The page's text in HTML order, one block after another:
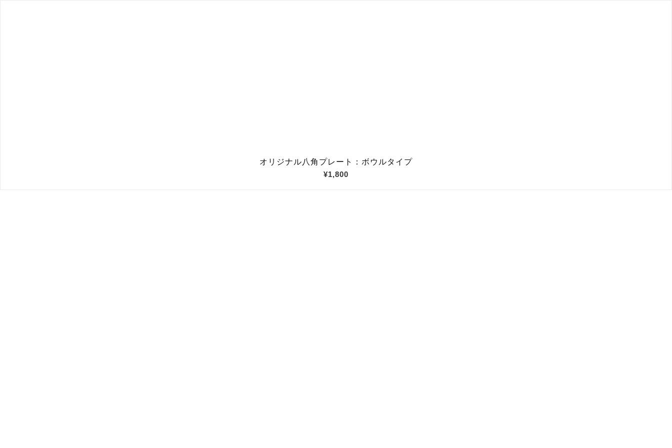
オリジナル八角プレート：ボウルタイプ
¥1,800